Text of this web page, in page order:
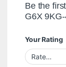
Be the
G6X
Your Rating